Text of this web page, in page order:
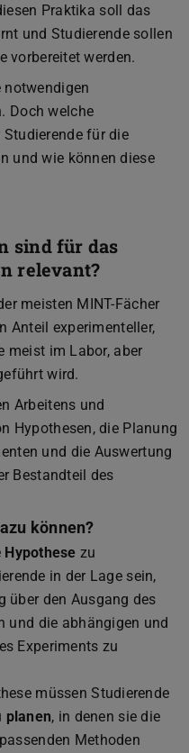
Praktika soll das
und Studierende sollen
vorbereitet werden.
Doch welche
für die
und wie können diese
sind für das
relevant?
meisten MINT-Fächer
Anteil experimenteller,
meist im Labor, aber
wird.
Arbeitens und
Hypothesen, die Planung
und die Auswertung
Bestandteil des
können?
Hypothese zu
in der Lage sein,
über den Ausgang des
und die abhängigen und
Experiments zu
müssen Studierende
planen, in denen sie die
Methoden